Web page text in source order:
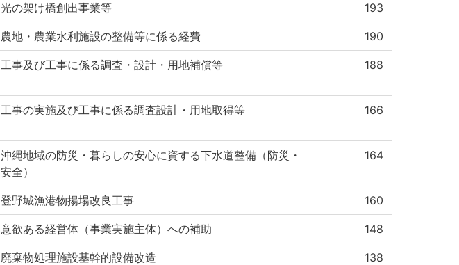
光の架け橋創出事業等 193
農地・農業水利施設の整備等に係る経費 190
工事及び工事に係る調査・設計・用地補償等 188
工事の実施及び工事に係る調査設計・用地取得等 166
沖縄地域の防災・暮らしの安心に資する下水道整備（防災・
安全）
164
登野城漁港物揚場改良工事 160
意欲ある経営体（事業実施主体）への補助 148
廃棄物処理施設基幹的設備改造 138